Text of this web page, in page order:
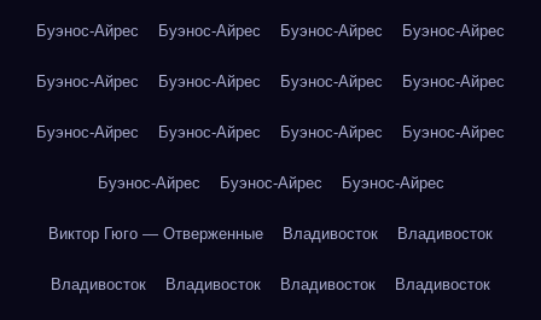
Буэнос-Айрес Буэнос-Айрес Буэнос-Айрес Буэнос-Айрес
Буэнос-Айрес Буэнос-Айрес Буэнос-Айрес Буэнос-Айрес
Буэнос-Айрес Буэнос-Айрес Буэнос-Айрес Буэнос-Айрес
Буэнос-Айрес Буэнос-Айрес Буэнос-Айрес
Виктор Гюго — Отверженные Владивосток Владивосток
Владивосток Владивосток Владивосток Владивосток